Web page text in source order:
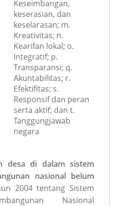
Keseimbangan,
keserasian, dan
keselarasan; m.
Kreativitas; n.
Kearifan lokal; o.
Integratif; p.
Transparansi; q.
Akuntabilitas; r.
Efektifitas; s.
Responsif dan peran
serta aktif; dan t.
Tanggungjawab
negara
desa di dalam sistem
nasional belum
2004 tentang Sistem
Nasional